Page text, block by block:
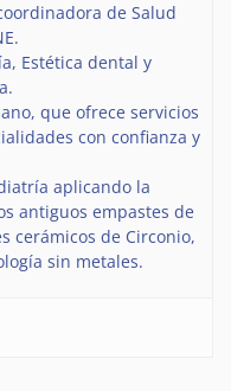
de Salud
Estética dental y
que ofrece servicios
con confianza y
aplicando la
antiguos empastes de
cerámicos de Circonio,
sin metales.